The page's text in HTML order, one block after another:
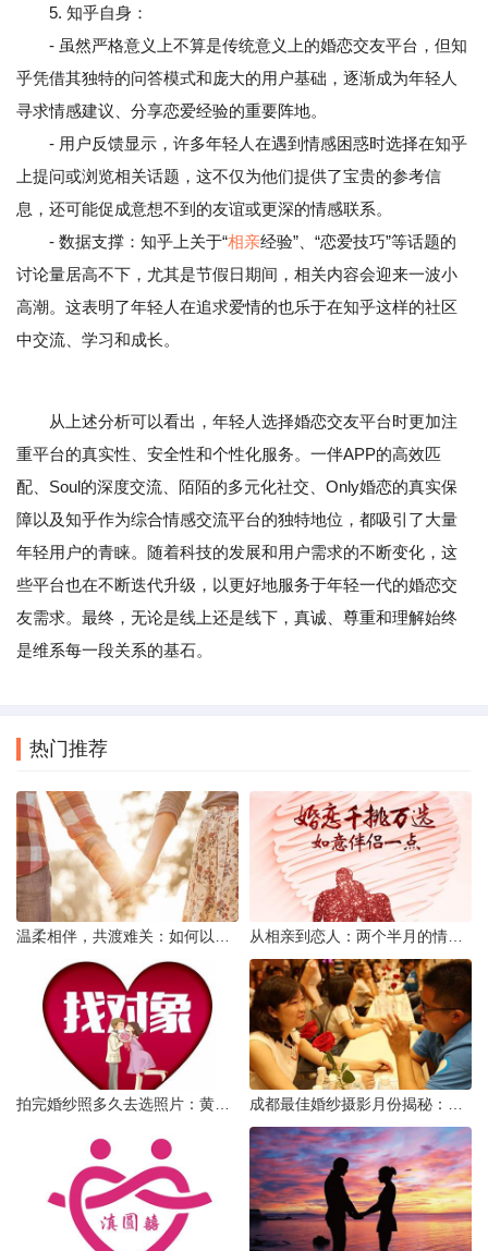
5. 知乎自身：
- 虽然严格意义上不算是传统意义上的婚恋交友平台，但知
乎凭借其独特的问答模式和庞大的用户基础，逐渐成为年轻人
寻求情感建议、分享恋爱经验的重要阵地。
- 用户反馈显示，许多年轻人在遇到情感困惑时选择在知乎
上提问或浏览相关话题，这不仅为他们提供了宝贵的参考信
息，还可能促成意想不到的友谊或更深的情感联系。
- 数据支撑：知乎上关于“相亲经验”、“恋爱技巧”等话题的
讨论量居高不下，尤其是节假日期间，相关内容会迎来一波小
高潮。这表明了年轻人在追求爱情的也乐于在知乎这样的社区
中交流、学习和成长。
从上述分析可以看出，年轻人选择婚恋交友平台时更加注
重平台的真实性、安全性和个性化服务。一伴APP的高效匹
配、Soul的深度交流、陌陌的多元化社交、Only婚恋的真实保
障以及知乎作为综合情感交流平台的独特地位，都吸引了大量
年轻用户的青睐。随着科技的发展和用户需求的不断变化，这
些平台也在不断迭代升级，以更好地服务于年轻一代的婚恋交
友需求。最终，无论是线上还是线下，真诚、尊重和理解始终
是维系每一段关系的基石。
热门推荐